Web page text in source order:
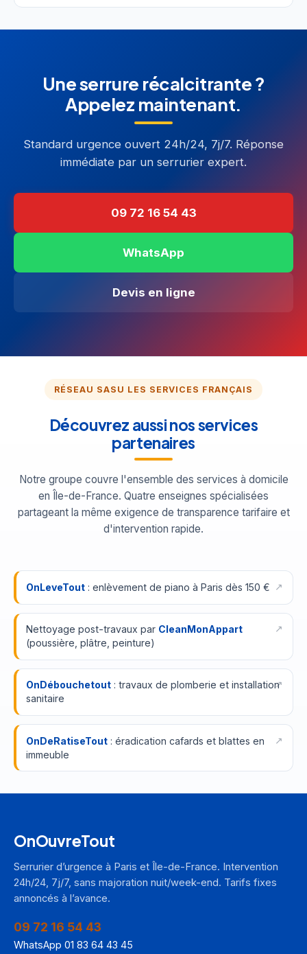
Une serrure récalcitrante ?
Appelez maintenant.
Standard urgence ouvert 24h/24, 7j/7. Réponse
immédiate par un serrurier expert.
09 72 16 54 43
WhatsApp
Devis en ligne
RÉSEAU SASU LES SERVICES FRANÇAIS
Découvrez aussi nos services
partenaires
Notre groupe couvre l'ensemble des services à domicile
en Île-de-France. Quatre enseignes spécialisées
partageant la même exigence de transparence tarifaire et
d'intervention rapide.
OnLeveTout: enlèvement de piano à Paris dès 150 €
Nettoyage post-travaux par CleanMonAppart
(poussière, plâtre, peinture)
OnDébouchetout: travaux de plomberie et installation
sanitaire
OnDeRatiseTout: éradication cafards et blattes en
immeuble
OnOuvreTout
Serrurier d’urgence à Paris et Île-de-France. Intervention
24h/24, 7j/7, sans majoration nuit/week-end. Tarifs fixes
annoncés à l’avance.
09 72 16 54 43
WhatsApp 01 83 64 43 45